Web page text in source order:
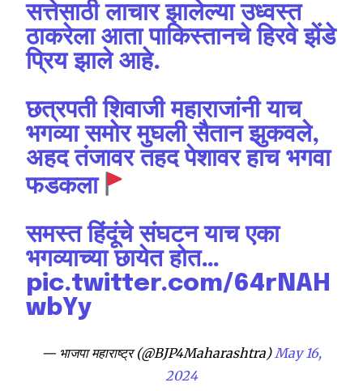
Join our community of
SUBSCRIBERS and be part of the
conversation.
To subscribe, simply enter your email address on our website
or click the subscribe button below. Don't worry, we respect
safe with us.
Privacy Policy
सत्तेसाठी लाचार झालेल्या उध्वस्त
ठाकरेला आता पाकिस्तानचे हिरवे झेंडे
प्रिय झाले आहे.
छत्रपती शिवाजी महाराजांनी याच
भगव्या समोर मुघली सैतान झुकवले,
अहद तंजावर तहद पेशावर हाच भगवा
फडकला
समस्त हिंदूंचे संघटन याच एका
भगव्याच्या छायेत होत…
pic.twitter.com/64rNAH
wbYy
— भाजपा महाराष्ट्र (@BJP4Maharashtra)May 16,
2024